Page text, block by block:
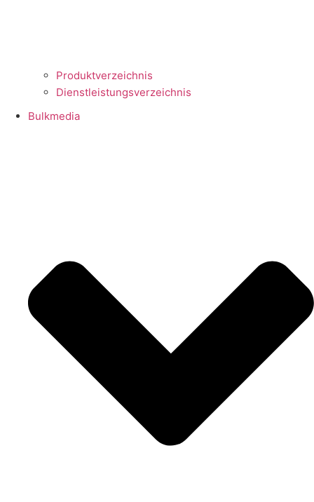
Produktverzeichnis
Dienstleistungsverzeichnis
Bulkmedia